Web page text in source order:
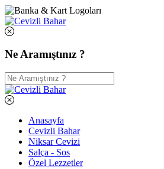
Ne Aramıştınız ?
Anasayfa
Cevizli Bahar
Niksar Cevizi
Salça - Sos
Özel Lezzetler